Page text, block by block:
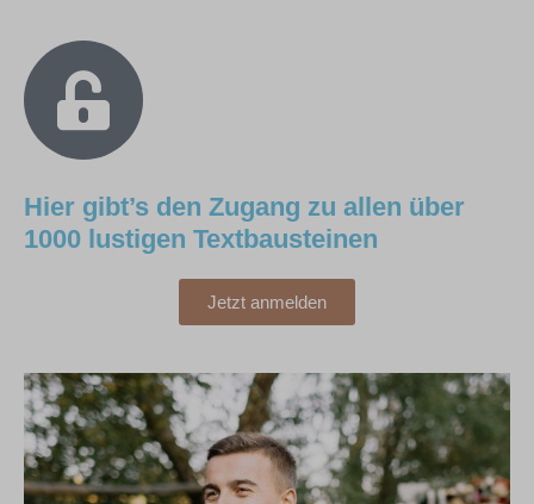
Hier gibt’s den Zugang zu allen über
1000 lustigen Textbausteinen
Jetzt anmelden